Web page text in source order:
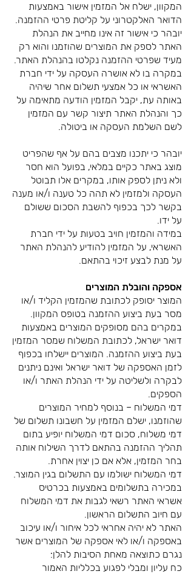
המקוון, ישלח אל המזמין אישור באמצעות
הדואר האלקטרוני על קליטת פרטי ההזמנה.
יובהר כי אישור זה אינו מחייב את הנהלת
האתר לספק את המוצרים שהוזמנו והוא רק
מעיד שפרטי ההזמנה נקלטו בהנהלת האתר.
במקרה בו לא אושרה העסקה על ידי חברת
האשראי או כל אמצעי תשלום אחר שיהיה
באותה עת, יקבל המזמין הודעה מתאימה על
כך והנהלת האתר תיצור קשר עם המזמין
לשם השלמת העסקה או ביטולה.
יובהר כי יתכנו מצבים בהם על אף שהפריט
מוצג באתר כקיים במלאי, בפועל הוא חסר
ולא ניתן לספק אותו, במקרים אלו תבוטל
העסקה ולמזמין לא תהה כל טענה ו/או מענה
בקשר לכך בכפוף להשבת הסכום ששולם
על ידו.
במידה והמזמין חויב בטעות על ידי חברת
האשראי, על המזמין להודיע להנהלת האתר
על מנת לבצע זיכוי בהתאם.
אספקה והובלת המוצרים
המוצר יסופק לכתובת שהמזמין הקליד ו/או
מסר בעת ביצוע ההזמנה בטופס המקוון.
במקרים בהם מסופקים המוצרים באמצעות
דואר ישראל, לכתובת המשלוח שמסר המזמין
בעת ביצוע ההזמנה. המוצרים יישלחו בכפוף
לזמן האספקה של דואר ישראל ואינם ניתנים
לבקרה ולשליטה על ידי הנהלת האתר ו/או
הספקים.
דמי המשלוח – בנוסף למחיר המוצרים
שהוזמנו, ישלם המזמין על חשבונו תשלום של
דמי משלוח, סכום דמי המשלוח יופיע בתום
תהליך ההזמנה בהתאם לדרך השילוח אותה
בחר המזמין, אלא אם כן יצוין אחרת.
דמי המשלוח ישולמו עם התשלום בגין המוצר.
במכירה בתשלומים באמצעות בכרטיס
אשראי האתר רשאי לגבות את דמי המשלוח
עם חיוב התשלום הראשון.
האתר לא יהיה אחראי לכל איחור ו/או עיכוב
באספקה ו/או לאי אספקה של המוצרים אשר
נגרם כתוצאה מאחת הסיבות להלן:
כח עליון ומבלי לפגוע בכלליות האמור